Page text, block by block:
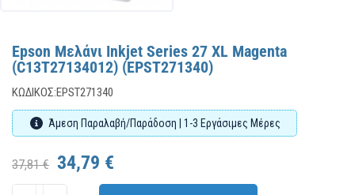
Epson Μελάνι Inkjet Series 27 XL Magenta
(C13T27134012) (EPST271340)
ΚΩΔΙΚΌΣ:EPST271340
Άμεση Παραλαβή/Παράδοση | 1-3 Εργάσιμες Μέρες
37,81 € 34,79 €